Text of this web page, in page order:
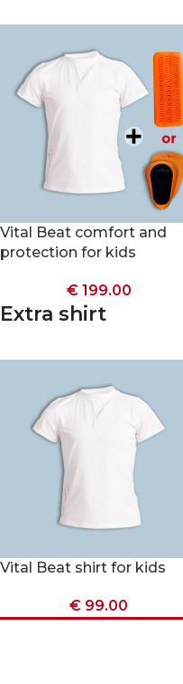
Vital Beat comfort and
protection for kids
€199.00
Extra shirt
Vital Beat shirt for kids
€ 99.00